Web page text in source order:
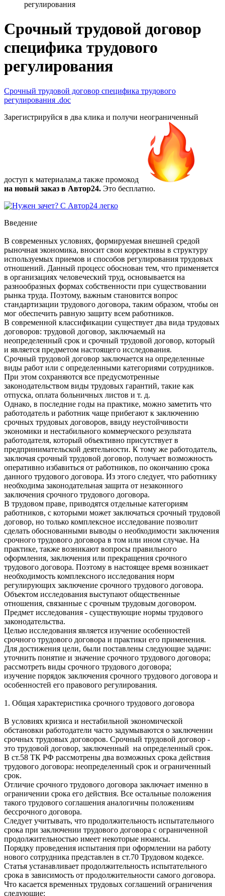
регулирования
Срочный трудовой договор
специфика трудового
регулирования
Срочный трудовой договор специфика трудового
регулирования .doc
Зарегистрируйся в два клика и получи неограниченный
доступ к материалам,а также промокод
на новый заказ в Автор24. Это бесплатно.
Введение
В современных условиях, формируемая внешней средой
рыночная экономика, вносит свои коррективы в структуру
используемых приемов и способов регулирования трудовых
отношений. Данный процесс обоснован тем, что применяется
в организациях человеческий труд, основывается на
разнообразных формах собственности при существовании
рынка труда. Поэтому, важным становится вопрос
стандартизации трудового договора, таким образом, чтобы он
мог обеспечить равную защиту всем работников.
В современной классификации существует два вида трудовых
договоров: трудовой договор, заключаемый на
неопределенный срок и срочный трудовой договор, который
и является предметом настоящего исследования.
Срочный трудовой договор заключается на определенные
виды работ или с определенными категориями сотрудников.
При этом сохраняются все предусмотренные
законодательством виды трудовых гарантий, такие как
отпуска, оплата больничных листов и т. д.
Однако, в последние годы на практике, можно заметить что
работодатель и работник чаще прибегают к заключению
срочных трудовых договоров, ввиду неустойчивости
экономики и нестабильного коммерческого результата
работодателя, который объективно присутствует в
предпринимательской деятельности. К тому же работодатель,
заключая срочный трудовой договор, получает возможность
оперативно избавиться от работников, по окончанию срока
данного трудового договора. Из этого следует, что работнику
необходима законодательная защита от незаконного
заключения срочного трудового договора.
В трудовом праве, приводятся отдельные категориям
работников, с которыми может заключаться срочный трудовой
договор, но только комплексное исследование позволит
сделать обоснованными выводы о необходимости заключения
срочного трудового договора в том или ином случае. На
практике, также возникают вопросы правильного
оформления, заключения или прекращения срочного
трудового договора. Поэтому в настоящее время возникает
необходимость комплексного исследования норм
регулирующих заключение срочного трудового договора.
Объектом исследования выступают общественные
отношения, связанные с срочным трудовым договором.
Предмет исследования - существующие нормы трудового
законодательства.
Целью исследования является изучение особенностей
срочного трудового договора и практики его применения.
Для достижения цели, были поставлены следующие задачи:
уточнить понятие и значение срочного трудового договора;
рассмотреть виды срочного трудового договора;
изучение порядок заключения срочного трудового договора и
особенностей его правового регулирования.
1. Общая характеристика срочного трудового договора
В условиях кризиса и нестабильной экономической
обстановки работодатели часто задумываются о заключении
срочных трудовых договоров. Срочный трудовой договор -
это трудовой договор, заключенный на определенный срок.
В ст.58 ТК РФ рассмотрены два возможных срока действия
трудового договора: неопределенный срок и ограниченный
срок.
Отличие срочного трудового договора заключает именно в
ограничении срока его действия. Все остальные положения
такого трудового соглашения аналогичны положениям
бессрочного договора.
Следует учитывать, что продолжительность испытательного
срока при заключении трудового договора с ограниченной
продолжительностью имеет некоторые нюансы.
Порядку проведения испытания при оформлении на работу
нового сотрудника представлен в ст.70 Трудовом кодексе.
Статья устанавливает продолжительность испытательного
срока в зависимость от продолжительности самого договора.
Что касается временных трудовых соглашений ограничения
следующие: